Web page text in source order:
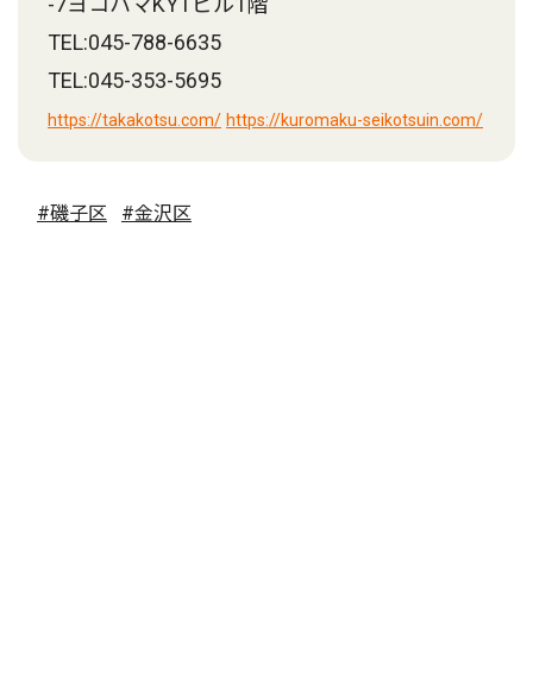
TEL:045-788-6635
TEL:045-353-5695
https://takakotsu.com/ https://kuromaku-seikotsuin.com/
#磯子区 #金沢区